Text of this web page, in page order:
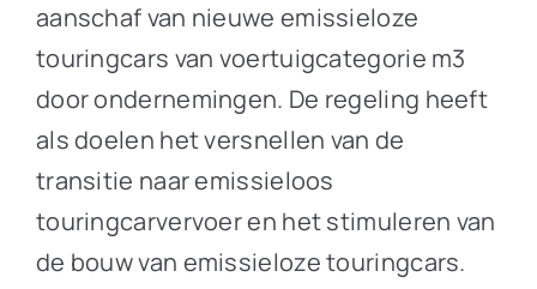
aanschaf van nieuwe emissieloze
touringcars van voertuigcategorie m3
door ondernemingen. De regeling heeft
als doelen het versnellen van de
transitie naar emissieloos
touringcarvervoer en het stimuleren van
de bouw van emissieloze touringcars.